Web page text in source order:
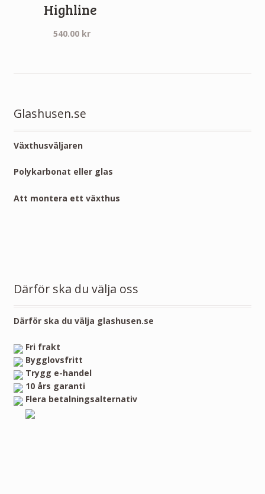
Highline
540.00 kr
Glashusen.se
Växthusväljaren
Polykarbonat eller glas
Att montera ett växthus
Därför ska du välja oss
Därför ska du välja glashusen.se
Fri frakt
Bygglovsfritt
Trygg e-handel
10 års garanti
Flera betalningsalternativ